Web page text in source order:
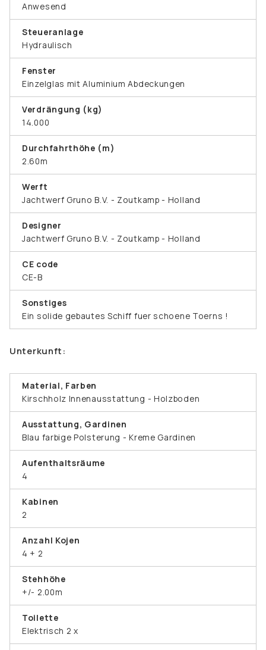
Anwesend
Steueranlage
Hydraulisch
Fenster
Einzelglas mit Aluminium Abdeckungen
Verdrängung (kg)
14.000
Durchfahrthöhe (m)
2.60m
Werft
Jachtwerf Gruno B.V. - Zoutkamp - Holland
Designer
Jachtwerf Gruno B.V. - Zoutkamp - Holland
CE code
CE-B
Sonstiges
Ein solide gebautes Schiff fuer schoene Toerns !
Unterkunft:
Material, Farben
Kirschholz Innenausstattung - Holzboden
Ausstattung, Gardinen
Blau farbige Polsterung - Kreme Gardinen
Aufenthaltsräume
4
Kabinen
2
Anzahl Kojen
4 + 2
Stehhöhe
+/- 2.00m
Toilette
Elektrisch 2 x